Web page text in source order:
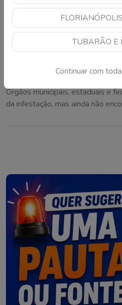
TUBARÃO E
Continuar com
alvo do Ministério
Órgãos municipais, estaduais e
da infestação, mas ainda não